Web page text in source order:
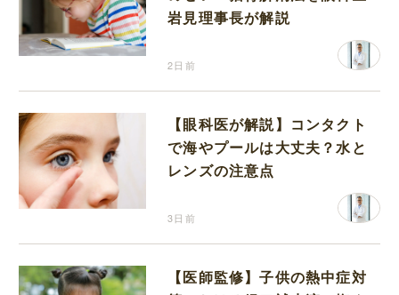
岩見理事長が解説
2日前
【眼科医が解説】コンタクト
で海やプールは大丈夫？水と
レンズの注意点
3日前
【医師監修】子供の熱中症対